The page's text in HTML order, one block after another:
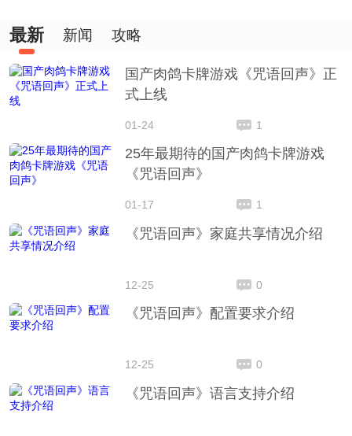
最新 新闻 攻略
国产肉鸽卡牌游戏《咒语回声》正
式上线
01-24 1
25年最期待的国产肉鸽卡牌游戏
《咒语回声》
01-17 1
《咒语回声》家庭共享情况介绍
12-25 0
《咒语回声》配置要求介绍
12-25 0
《咒语回声》语言支持介绍